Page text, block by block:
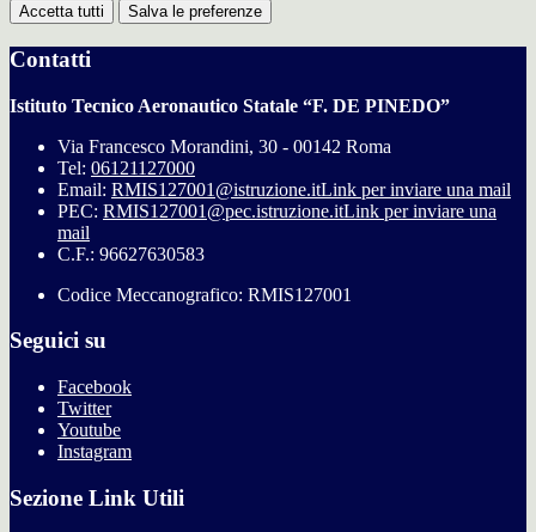
Accetta tutti Salva le preferenze
Contatti
Istituto Tecnico Aeronautico Statale “F. DE PINEDO”
Via Francesco Morandini, 30 - 00142 Roma
Tel: 06121127000
Email: RMIS127001@istruzione.itLink per inviare una mail
PEC: RMIS127001@pec.istruzione.itLink per inviare una
mail
C.F.: 96627630583
Codice Meccanografico: RMIS127001
Seguici su
Facebook
Twitter
Youtube
Instagram
Sezione Link Utili